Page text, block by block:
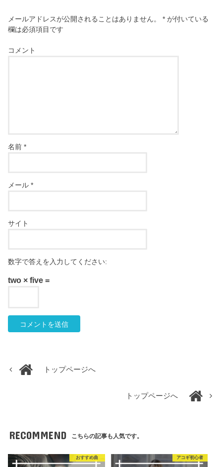
メールアドレスが公開されることはありません。 * が付いている
欄は必須項目です
コメント
名前*
メール*
サイト
数字で答えを入力してください:
two × five =
トップページへ
トップページへ
RECOMMEND こちらの記事も人気です。
おすすめ曲 アコギ初心者